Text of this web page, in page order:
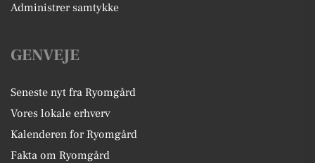
Administrer samtykke
GENVEJE
Seneste nyt fra Ryomgård
Vores lokale erhverv
Kalenderen for Ryomgård
Fakta om Ryomgård